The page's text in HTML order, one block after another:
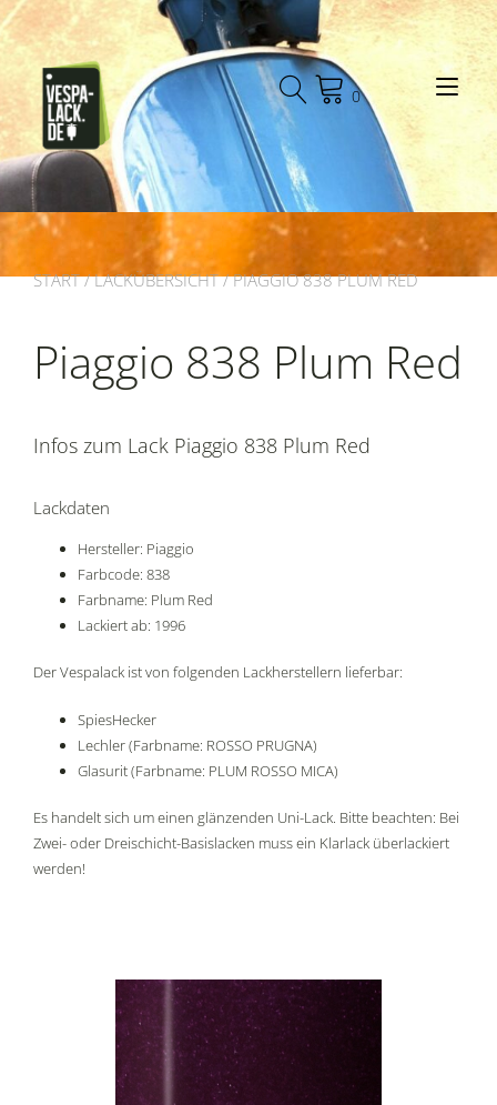
Zum
Inhalt
springen
0
START/LACKÜBERSICHT/ PIAGGIO 838 PLUM RED
Piaggio 838 Plum Red
Infos zum Lack Piaggio 838 Plum Red
Lackdaten
Hersteller: Piaggio
Farbcode: 838
Farbname: Plum Red
Lackiert ab: 1996
Der Vespalack ist von folgenden Lackherstellern lieferbar:
SpiesHecker
Lechler (Farbname: ROSSO PRUGNA)
Glasurit (Farbname: PLUM ROSSO MICA)
Es handelt sich um einen glänzenden Uni-Lack. Bitte beachten: Bei
Zwei- oder Dreischicht-Basislacken muss ein Klarlack überlackiert
werden!